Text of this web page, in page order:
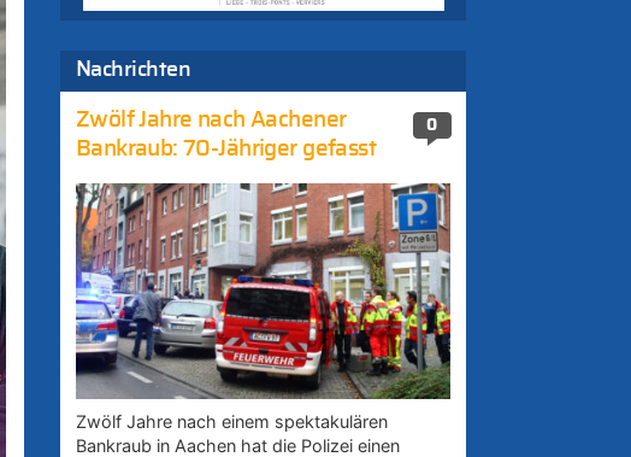
Nachrichten
0
Zwölf Jahre nach Aachener
Bankraub: 70-Jähriger gefasst
Zwölf Jahre nach einem spektakulären
Bankraub in Aachen hat die Polizei einen